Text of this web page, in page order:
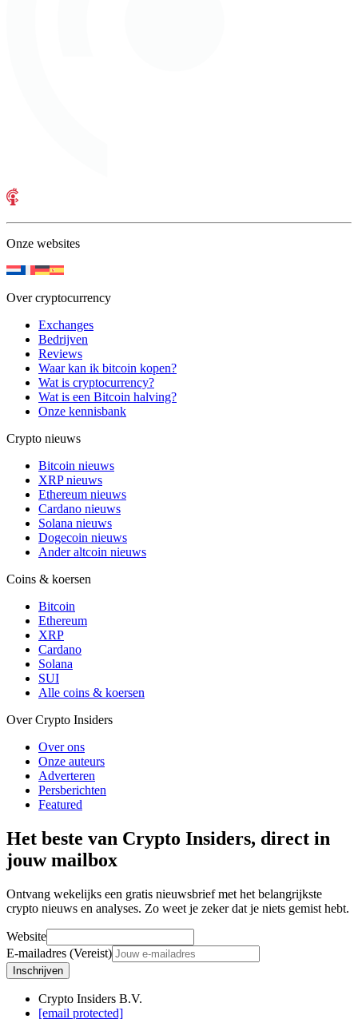
Onze websites
Over cryptocurrency
Exchanges
Bedrijven
Reviews
Waar kan ik bitcoin kopen?
Wat is cryptocurrency?
Wat is een Bitcoin halving?
Onze kennisbank
Crypto nieuws
Bitcoin nieuws
XRP nieuws
Ethereum nieuws
Cardano nieuws
Solana nieuws
Dogecoin nieuws
Ander altcoin nieuws
Coins & koersen
Bitcoin
Ethereum
XRP
Cardano
Solana
SUI
Alle coins & koersen
Over Crypto Insiders
Over ons
Onze auteurs
Adverteren
Persberichten
Featured
Het beste van Crypto Insiders, direct in
jouw mailbox
Ontvang wekelijks een gratis nieuwsbrief met het belangrijkste
crypto nieuws en analyses. Zo weet je zeker dat je niets gemist hebt.
Website
E-mailadres (Vereist)
Inschrijven
Crypto Insiders B.V.
[email protected]